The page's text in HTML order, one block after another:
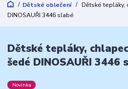
Dětské oblečení
Dětské tepláky,
DINOSAUŘI 3446 slabé
Dětské tepláky,
šedé DINOSAUŘI 3446
Novinka